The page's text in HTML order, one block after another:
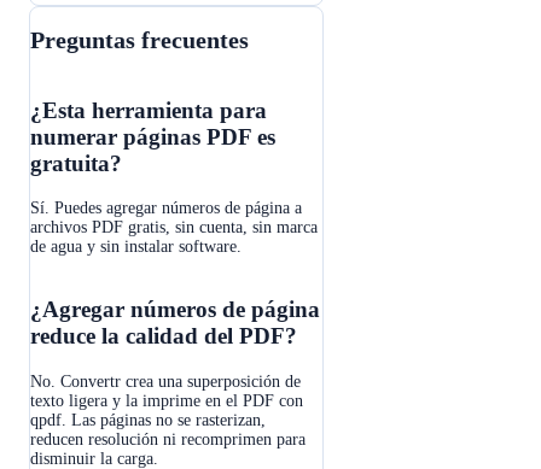
Preguntas frecuentes
¿Esta herramienta para
numerar páginas PDF es
gratuita?
Sí. Puedes agregar números de página a
archivos PDF gratis, sin cuenta, sin marca
de agua y sin instalar software.
¿Agregar números de página
reduce la calidad del PDF?
No. Convertr crea una superposición de
texto ligera y la imprime en el PDF con
qpdf. Las páginas no se rasterizan,
reducen resolución ni recomprimen para
disminuir la carga.